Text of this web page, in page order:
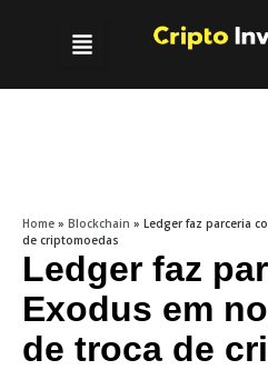
Home » Blockchain » Ledger faz parceria
de criptomoedas
Ledger faz
Exodus em
de troca de